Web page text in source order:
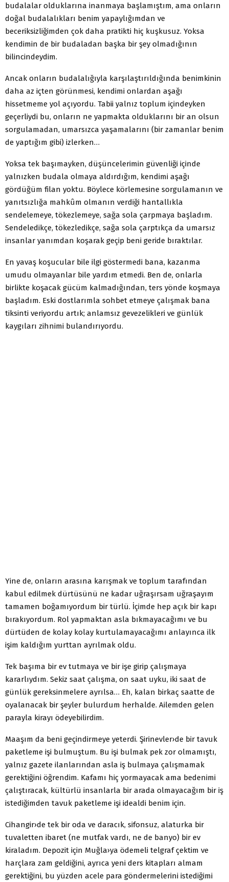
budalalar olduklarına inanmaya başlamıştım, ama onların
doğal budalalıkları benim yapaylığımdan ve
beceriksizliğimden çok daha pratikti hiç kuşkusuz. Yoksa
kendimin de bir budaladan başka bir şey olmadığının
bilincindeydim.
Ancak onların budalalığıyla karşılaştırıldığında benimkinin
daha az içten görünmesi, kendimi onlardan aşağı
hissetmeme yol açıyordu. Tabii yalnız toplum içindeyken
geçerliydi bu, onların ne yapmakta olduklarını bir an olsun
sorgulamadan, umarsızca yaşamalarını (bir zamanlar benim
de yaptığım gibi) izlerken…
Yoksa tek başımayken, düşüncelerimin güvenliği içinde
yalnızken budala olmaya aldırdığım, kendimi aşağı
gördüğüm filan yoktu. Böylece körlemesine sorgulamanın ve
yanıtsızlığa mahkûm olmanın verdiği hantallıkla
sendelemeye, tökezlemeye, sağa sola çarpmaya başladım.
Sendeledikçe, tökezledikçe, sağa sola çarptıkça da umarsız
insanlar yanımdan koşarak geçip beni geride bıraktılar.
En yavaş koşucular bile ilgi göstermedi bana, kazanma
umudu olmayanlar bile yardım etmedi. Ben de, onlarla
birlikte koşacak gücüm kalmadığından, ters yönde koşmaya
başladım. Eski dostlarımla sohbet etmeye çalışmak bana
tiksinti veriyordu artık; anlamsız gevezelikleri ve günlük
kaygıları zihnimi bulandırıyordu.
Yine de, onların arasına karışmak ve toplum tarafından
kabul edilmek dürtüsünü ne kadar uğraşırsam uğraşayım
tamamen boğamıyordum bir türlü. İçimde hep açık bir kapı
bırakıyordum. Rol yapmaktan asla bıkmayacağımı ve bu
dürtüden de kolay kolay kurtulamayacağımı anlayınca ilk
işim kaldığım yurttan ayrılmak oldu.
Tek başıma bir ev tutmaya ve bir işe girip çalışmaya
kararlıydım. Sekiz saat çalışma, on saat uyku, iki saat de
günlük gereksinmelere ayrılsa… Eh, kalan birkaç saatte de
oyalanacak bir şeyler bulurdum herhalde. Ailemden gelen
parayla kirayı ödeyebilirdim.
Maaşım da beni geçindirmeye yeterdi. Şirinevler›de bir tavuk
paketleme işi bulmuştum. Bu işi bulmak pek zor olmamıştı,
yalnız gazete ilanlarından asla iş bulmaya çalışmamak
gerektiğini öğrendim. Kafamı hiç yormayacak ama bedenimi
çalıştıracak, kültürlü insanlarla bir arada olmayacağım bir iş
istediğimden tavuk paketleme işi idealdi benim için.
Cihangir›de tek bir oda ve daracık, sifonsuz, alaturka bir
tuvaletten ibaret (ne mutfak vardı, ne de banyo) bir ev
kiraladım. Depozit için Muğla›ya ödemeli telgraf çektim ve
harçlara zam geldiğini, ayrıca yeni ders kitapları almam
gerektiğini, bu yüzden acele para göndermelerini istediğimi